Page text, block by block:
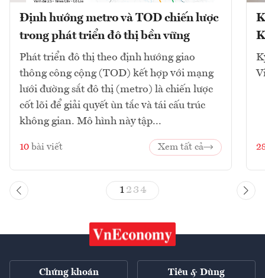
Định hướng metro và TOD chiến lược
trong phát triển đô thị bền vững
Phát triển đô thị theo định hướng giao
thông công cộng (TOD) kết hợp với mạng
lưới đường sắt đô thị (metro) là chiến lược
cốt lõi để giải quyết ùn tắc và tái cấu trúc
không gian. Mô hình này tập...
10 bài viết Xem tất cả
1 23 4
Chứng khoán Tiêu & Dùng